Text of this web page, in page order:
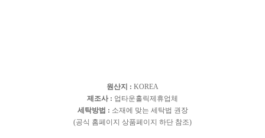
원산지 : KOREA
제조사 : 업타운홀릭제휴업체
세탁방법 : 소재에 맞는 세탁법 권장
(공식 홈페이지 상품페이지 하단 참조)